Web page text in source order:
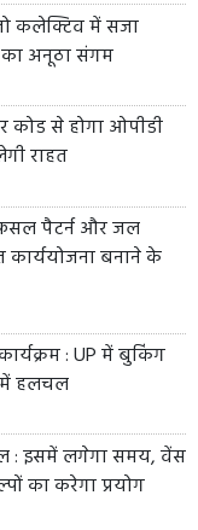
कलेक्टिव में सजा
अनूठा संगम
कोड से होगा ओपीडी
राहत
पैटर्न और जल
बनाने के
: UP में बुकिंग
में हलचल
: इसमें लगेगा समय, वेंस
का करेगा प्रयोग